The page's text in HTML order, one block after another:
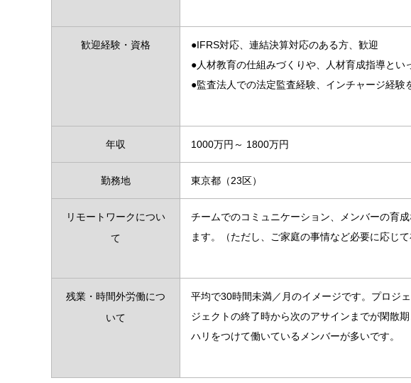
歓迎経験・資格
●IFRS対応、連結決算対応のある方、歓迎
●人材教育の仕組みづくりや、人材育成指導とい
●監査法人での法定監査経験、インチャージ経験
年収 1000万円～ 1800万円
勤務地 東京都（23区）
リモートワークについ
て
チームでのコミュニケーション、メンバーの育
ます。（ただし、ご家庭の事情など必要に応じ
残業・時間外労働につ
いて
平均で30時間未満／月のイメージです。プロジ
ジェクトの終了時から次のアサインまでが閑散
ハリをつけて働いているメンバーが多いです。